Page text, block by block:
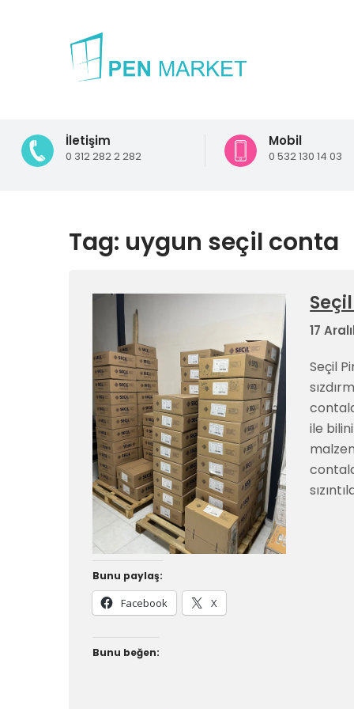
İletişim
0 312 282 2 282
Mobil
0 532 130 14 03
Tag: uygun seçil conta
17
Seçil
ile
Bunu paylaş:
Facebook X
Bunu beğen: